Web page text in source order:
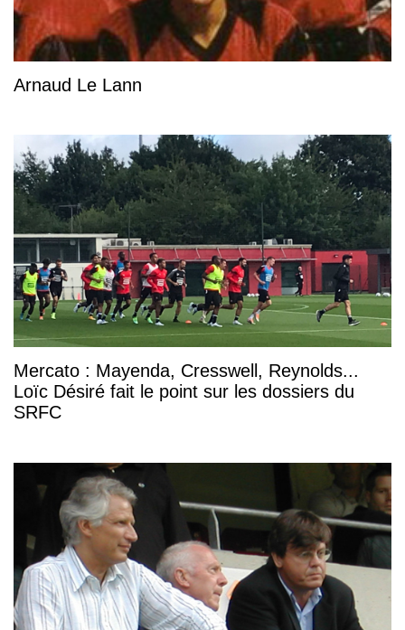
Arnaud Le Lann
Mercato : Mayenda, Cresswell, Reynolds...
Loïc Désiré fait le point sur les dossiers du
SRFC